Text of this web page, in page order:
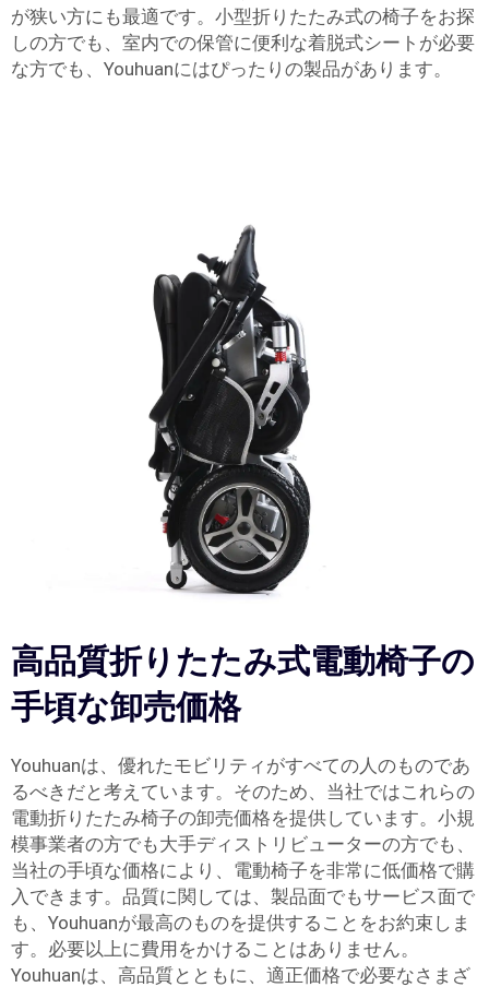
が狭い方にも最適です。小型折りたたみ式の椅子をお探
しの方でも、室内での保管に便利な着脱式シートが必要
な方でも、Youhuanにはぴったりの製品があります。
高品質折りたたみ式電動椅子の
手頃な卸売価格
Youhuanは、優れたモビリティがすべての人のものであ
るべきだと考えています。そのため、当社ではこれらの
電動折りたたみ椅子の卸売価格を提供しています。小規
模事業者の方でも大手ディストリビューターの方でも、
当社の手頃な価格により、電動椅子を非常に低価格で購
入できます。品質に関しては、製品面でもサービス面で
も、Youhuanが最高のものを提供することをお約束しま
す。必要以上に費用をかけることはありません。
Youhuanは、高品質とともに、適正価格で必要なさまざ